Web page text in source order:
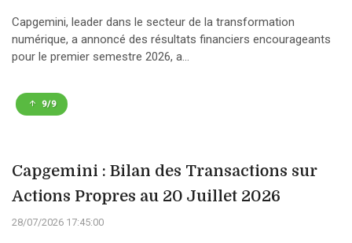
Capgemini, leader dans le secteur de la transformation
numérique, a annoncé des résultats financiers encourageants
pour le premier semestre 2026, a...
9/9
Capgemini : Bilan des Transactions sur
Actions Propres au 20 Juillet 2026
28/07/2026 17:45:00